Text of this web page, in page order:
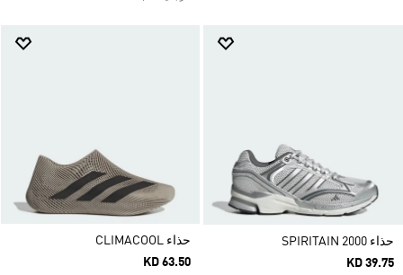
حذاء SPIRITAIN 2000
KD 39.75
حذاء CLIMACOOL
KD 63.50